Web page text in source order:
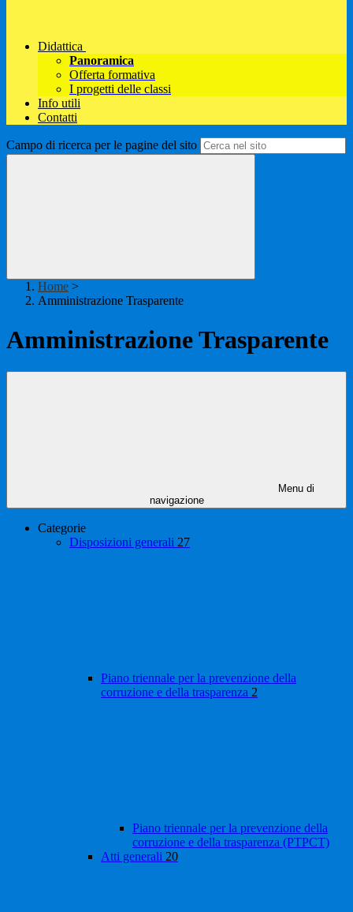
Didattica
Panoramica
Offerta formativa
I progetti delle classi
Info utili
Contatti
Campo di ricerca per le pagine del sito
Home >
Amministrazione Trasparente
Amministrazione Trasparente
Menu di
navigazione
Categorie
Disposizioni generali 27
Piano triennale per la prevenzione della
corruzione e della trasparenza 2
Piano triennale per la prevenzione della
corruzione e della trasparenza (PTPCT)
Atti generali 20